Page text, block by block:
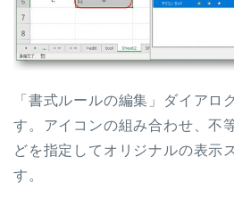
「書式ルールの編集」ダイアロ
す。アイコンの組み合わせ、不
どを指定してオリジナルの表示
す。